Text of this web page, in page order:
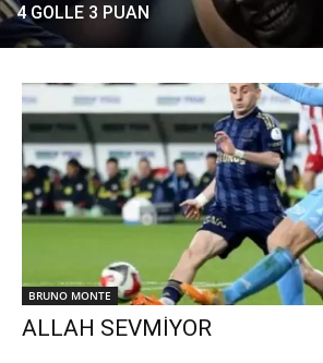
4 GOLLE 3 PUAN
BRUNO MONTE
ALLAH SEVMİYOR